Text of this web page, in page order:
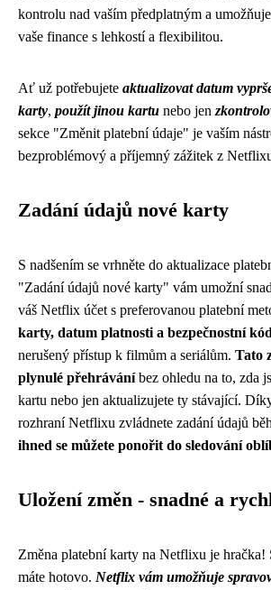
kontrolu nad vaším předplatným a
vaše finance s lehkostí a flexibilitou.
Ať už potřebujete aktualizovat datum
karty, použít jinou kartu nebo jen
sekce "Změnit platební údaje" je vaším
bezproblémový a příjemný zážitek z
Zadání údajů nové karty
S nadšením se vrhněte do aktualizace
"Zadání údajů nové karty" vám umožní
váš Netflix účet s preferovanou platební
karty, datum platnosti a bezpečnostní kód
nerušený přístup k filmům a seriálům. Tato
plynulé přehráváníbez ohledu na to, zda
kartu nebo jen aktualizujete ty stávající.
rozhraní Netflixu zvládnete zadání údajů
ihned se můžete ponořit do sledování
Uložení změn - snadné a
Změna platební karty na Netflixu je hračka!
máte hotovo. Netflix vám umožňuje